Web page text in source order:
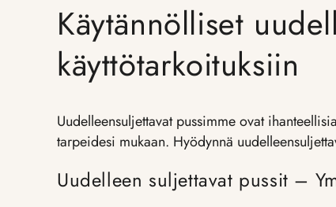
Käytännölliset
käyttötarkoituksiin
Uudelleensuljettavat pussimme ovat
tarpeidesi mukaan. Hyödynnä
Uudelleen suljettavat pussit –